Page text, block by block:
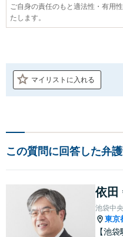
ご自身の責任のもと適法性・有用
たします。
マイリストに入れる
この質問に回答した弁
依田
池袋中
東京
【池